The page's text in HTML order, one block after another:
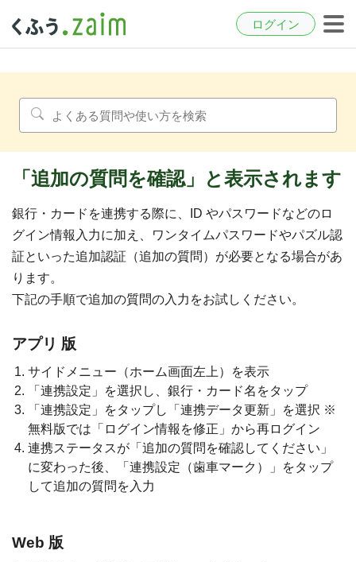
ログイン
「追加の質問を確認」と表示されます
銀行・カードを連携する際に、ID やパスワードなどのロ
グイン情報入力に加え、ワンタイムパスワードやパズル認
証といった追加認証（追加の質問）が必要となる場合があ
ります。
下記の手順で追加の質問の入力をお試しください。
アプリ 版
サイドメニュー（ホーム画面左上）を表示
「連携設定」を選択し、銀行・カード名をタップ
「連携設定」をタップし「連携データ更新」を選択 ※
無料版では「ログイン情報を修正」から再ログイン
連携ステータスが「追加の質問を確認してください」
に変わった後、「連携設定（歯車マーク）」をタップ
して追加の質問を入力
Web 版